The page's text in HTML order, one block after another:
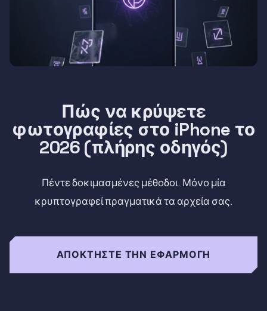
Πώς να κρύψετε
φωτογραφίες στο iPhone το
2026 (πλήρης οδηγός)
Πέντε δοκιμασμένες μέθοδοι. Μόνο μία
κρυπτογραφεί πραγματικά τα αρχεία σας.
ΑΠΟΚΤΉΣΤΕ ΤΗΝ ΕΦΑΡΜΟΓΉ